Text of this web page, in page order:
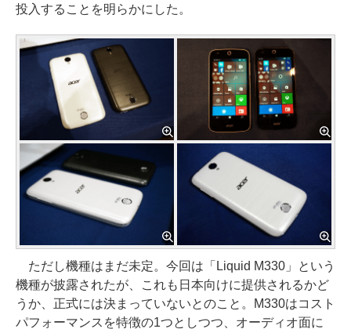
投入することを明らかにした。
ただし機種はまだ未定。今回は「Liquid M330」という
機種が披露されたが、これも日本向けに提供されるかど
うか、正式には決まっていないとのこと。M330はコスト
パフォーマンスを特徴の1つとしつつ、オーディオ面に